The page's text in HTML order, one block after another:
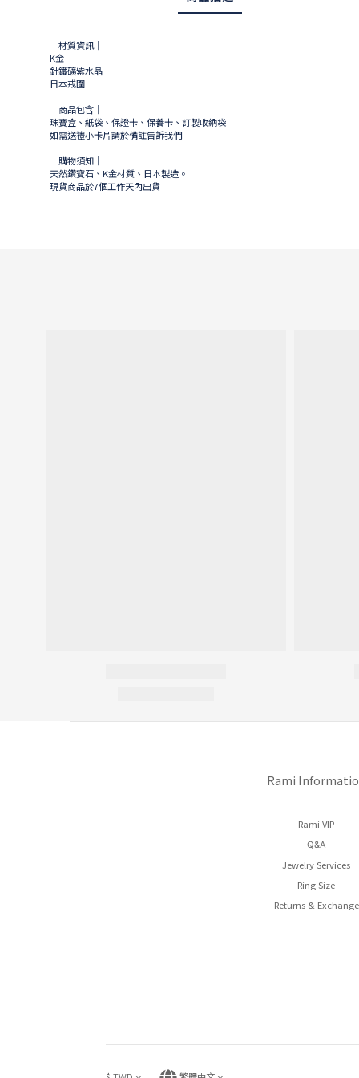
｜材質資訊｜
K金
針鐵礦紫水晶
日本戒圍
｜商品包含｜
珠寶盒、紙袋、保證卡、保養卡、訂製收納袋
如需送禮小卡片請於備註告訴我們
｜購物須知｜
天然鑽寶石、K金材質、日本製造。
現貨商品於7個工作天內出貨
Rami
Rami VIP
Q&A
Jewelry Services
Ring Size
Returns & Exchange